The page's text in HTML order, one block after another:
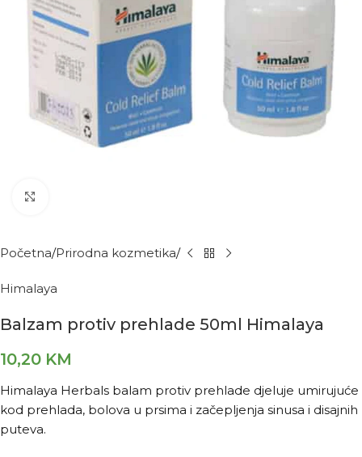
Početna Prirodna kozmetika
Himalaya
Balzam protiv prehlade 50ml Himalaya
10,20 KM
Himalaya Herbals balam protiv prehlade djeluje umirujuće
kod prehlada, bolova u prsima i začepljenja sinusa i disajnih
puteva.